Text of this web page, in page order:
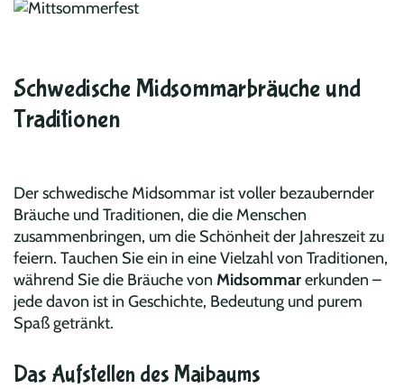
Schwedische Midsommarbräuche und
Traditionen
Der schwedische Midsommar ist voller bezaubernder
Bräuche und Traditionen, die die Menschen
zusammenbringen, um die Schönheit der Jahreszeit zu
feiern. Tauchen Sie ein in eine Vielzahl von Traditionen,
während Sie die Bräuche von Midsommarerkunden –
jede davon ist in Geschichte, Bedeutung und purem
Spaß getränkt.
Das Aufstellen des Maibaums